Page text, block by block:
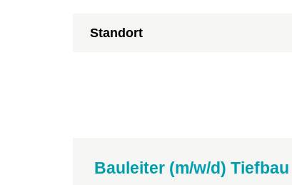
Bauleiter (m/w/d) Tiefbau